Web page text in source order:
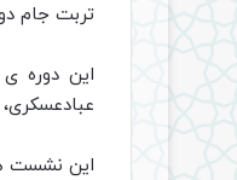
تربت جام دوشنبه ۲۸
این دوره
این نشست ها با استقبال بیش